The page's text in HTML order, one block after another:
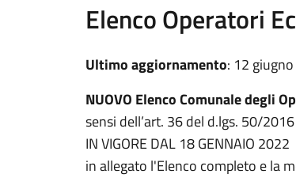
Elenco Operatori
Ultimo aggiornamento: 12
NUOVO Elenco Comunale degli
sensi dell’art. 36 del d.lgs. 50/
IN VIGORE DAL 18 GENNAIO 2022
in allegato l'Elenco completo e la